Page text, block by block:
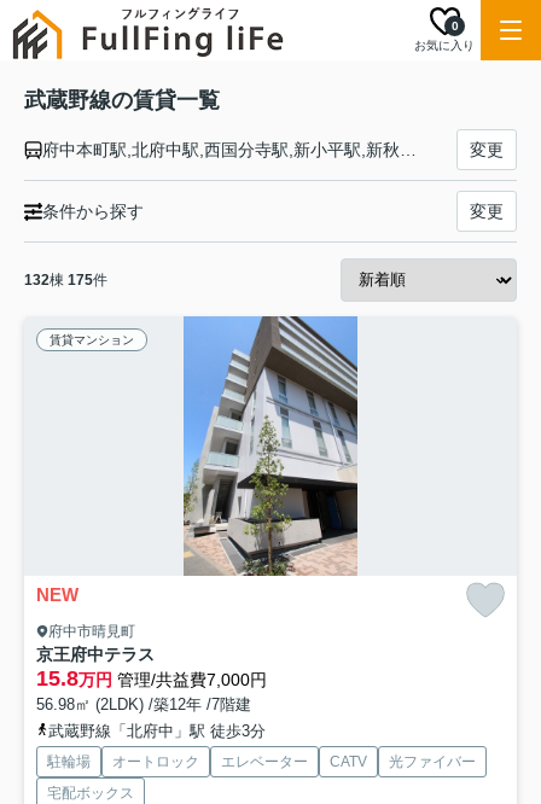
お気に入り
0
武蔵野線の賃貸一覧
変更
条件から探す 変更
132棟 175件
賃貸マンション
NEW
府中市晴見町
京王府中テラス
15.8万円 管理/共益費7,000円
56.98㎡ (2LDK) /築12年 /7階建
武蔵野線「北府中」駅 徒歩3分
駐輪場 オートロック エレベーター CATV
光ファイバー
宅配ボックス